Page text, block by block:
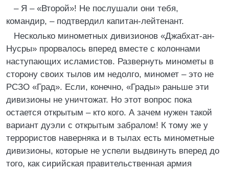
– Я – «Второй»! Не послушали они тебя,
командир, – подтвердил капитан-лейтенант.
Несколько минометных дивизионов «Джабхат-ан-
Нусры» прорвалось вперед вместе с колоннами
наступающих исламистов. Развернуть минометы в
сторону своих тылов им недолго, миномет – это не
РСЗО «Град». Если, конечно, «Грады» раньше эти
дивизионы не уничтожат. Но этот вопрос пока
остается открытым – кто кого. А зачем нужен такой
вариант дуэли с открытым забралом! К тому же у
террористов наверняка и в тылах есть минометные
дивизионы, которые не успели выдвинуть вперед до
того, как сирийская правительственная армия